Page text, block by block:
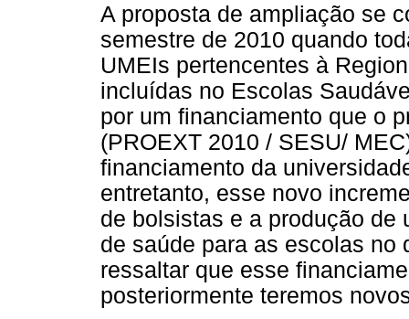
A proposta de ampliação se
semestre de 2010 quando
UMEIs pertencentes à
incluídas no Escolas
por um financiamento que o
(PROEXT 2010 / SESU/
financiamento da
entretanto, esse novo
de bolsistas e a produção de
de saúde para as escolas no
ressaltar que esse
posteriormente teremos